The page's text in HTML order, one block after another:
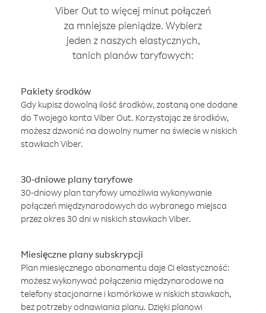
Viber Out to więcej minut połączeń
za mniejsze pieniądze. Wybierz
jeden z naszych elastycznych,
tanich planów taryfowych:
Pakiety środków
Gdy kupisz dowolną ilość środków, zostaną one dodane
do Twojego konta Viber Out. Korzystając ze środków,
możesz dzwonić na dowolny numer na świecie w niskich
stawkach Viber.
30-dniowe plany taryfowe
30-dniowy plan taryfowy umożliwia wykonywanie
połączeń międzynarodowych do wybranego miejsca
przez okres 30 dni w niskich stawkach Viber.
Miesięczne plany subskrypcji
Plan miesięcznego abonamentu daje Ci elastyczność:
możesz wykonywać połączenia międzynarodowe na
telefony stacjonarne i komórkowe w niskich stawkach,
bez potrzeby odnawiania planu. Dzięki planowi